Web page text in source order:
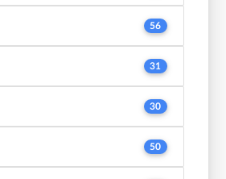
56
31
30
50